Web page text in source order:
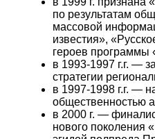
по результатам
массовой
известия»,
героев программы
в 1993-1997 г.г. —
стратегии
в 1997-1998 г.г. —
общественностью
в 2000 г. —
нового поколения